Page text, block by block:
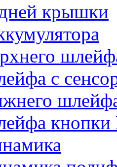
крышки
с
кнопки